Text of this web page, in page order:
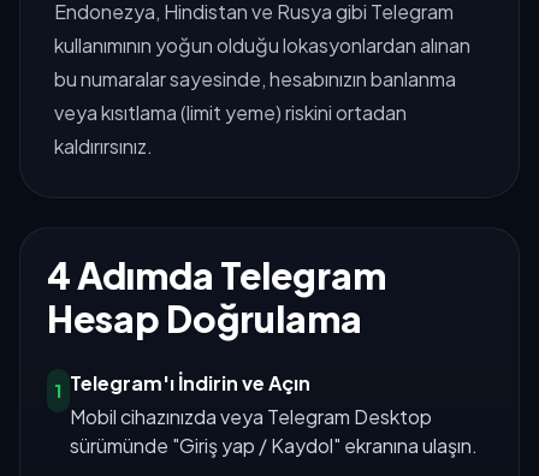
Endonezya, Hindistan ve Rusya gibi Telegram
kullanımının yoğun olduğu lokasyonlardan alınan
bu numaralar sayesinde, hesabınızın banlanma
veya kısıtlama (limit yeme) riskini ortadan
kaldırırsınız.
4 Adımda Telegram
Hesap Doğrulama
1 Telegram'ı İndirin ve Açın
Mobil cihazınızda veya Telegram Desktop
sürümünde "Giriş yap / Kaydol" ekranına ulaşın.